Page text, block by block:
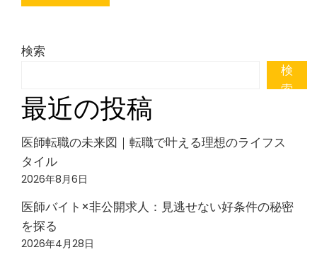
検索
検
索
最近の投稿
医師転職の未来図｜転職で叶える理想のライフス
タイル
2026年8月6日
医師バイト×非公開求人：見逃せない好条件の秘密
を探る
2026年4月28日